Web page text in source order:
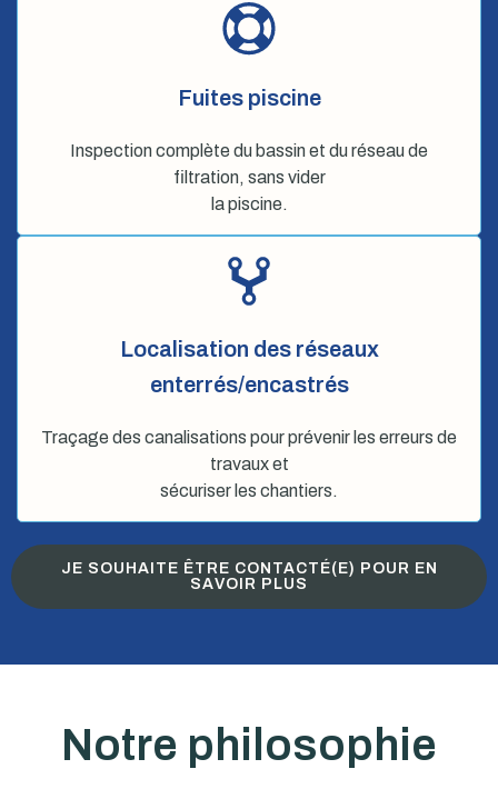
Fuites piscine
Inspection complète du bassin et du réseau de
filtration, sans vider
la piscine.
Localisation des réseaux
enterrés/encastrés
Traçage des canalisations pour prévenir les erreurs de
travaux et
sécuriser les chantiers.
JE SOUHAITE ÊTRE CONTACTÉ(E) POUR EN
SAVOIR PLUS
Notre philosophie